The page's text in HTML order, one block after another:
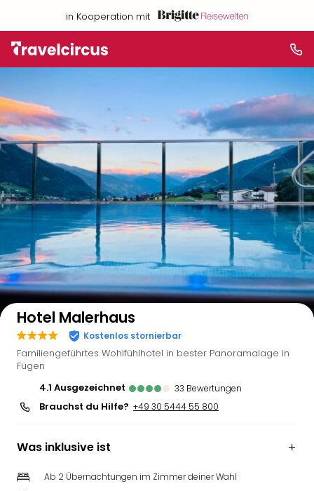
in Kooperation mit
Auf der Karte anzeigen
Hotel Malerhaus
Kostenlos stornierbar
Familiengeführtes Wohlfühlhotel in bester Panoramalage in
Fügen
4.1
ausgezeichnet 33 Bewertungen
Brauchst du Hilfe? +49 30 5444 55 800
Was inklusive ist
Ab 2 Übernachtungen im Zimmer deiner Wahl